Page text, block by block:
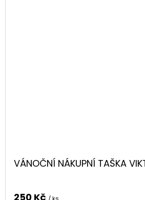
VÁNOČNÍ NÁKUPNÍ TAŠKA
250 Kč / ks